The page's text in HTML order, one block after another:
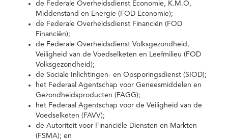
de Federale Overheidsdienst Economie, K.M.O,
Middenstand en Energie (FOD Economie);
de Federale Overheidsdienst Financiën (FOD
Financiën);
de Federale Overheidsdienst Volksgezondheid,
Veiligheid van de Voedselketen en Leefmilieu (FOD
Volksgezondheid);
de Sociale Inlichtingen- en Opsporingsdienst (SIOD);
het Federaal Agentschap voor Geneesmiddelen en
Gezondheidsproducten (FAGG);
het Federaal Agentschap voor de Veiligheid van de
Voedselketen (FAVV);
de Autoriteit voor Financiële Diensten en Markten
(FSMA); en